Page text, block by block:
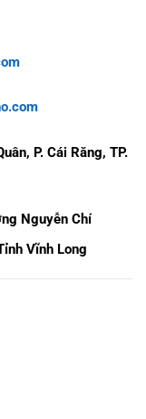
P. Cái Răng, TP.
Nguyễn Chí
Vĩnh Long